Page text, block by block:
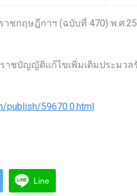
ชกฤษฎีกาฯ (ฉบับที่ 470) พ.ศ
าชบัญญัติแก้ไขเพิ่มเติมประมว
publish/59670.0.html
Line